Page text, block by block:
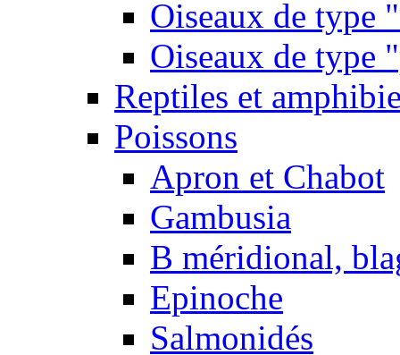
Oiseaux de type
Oiseaux de type
Reptiles et
Poissons
Apron et Chabot
Gambusia
B méridional,
Epinoche
Salmonidés